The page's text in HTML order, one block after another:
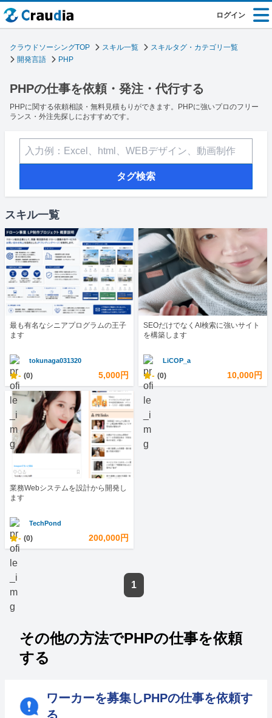
ログイン
クラウドソーシングTOP スキル一覧
スキルタグ・カテゴリ一覧
開発言語
PHP
PHPの仕事を依頼・発注・代行する
PHPに関する依頼相談・無料見積もりができます。PHPに強いプロのフリー
ランス・外注先探しにおすすめです。
タグ検索
スキル一覧
最も有名なシニアプログラムの王子
ます
tokunaga031320
- (0) 5,000円
SEOだけでなくAI検索に強いサイト
を構築します
LiCOP_a
- (0) 10,000円
業務Webシステムを設計から開発し
ます
TechPond
- (0) 200,000円
1
その他の方法でPHPの仕事を依頼
する
ワーカーを募集しPHPの仕事を依頼す
る